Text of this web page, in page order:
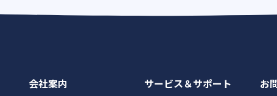
会社案内 サービス＆サポート お